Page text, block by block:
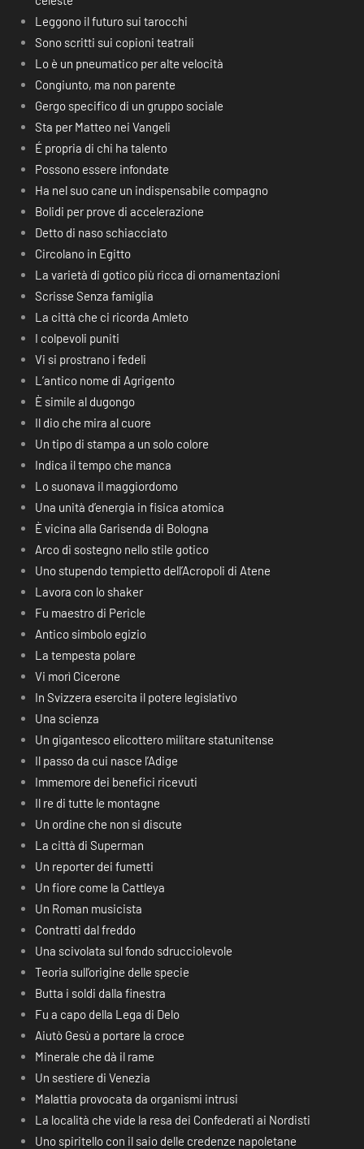
Leggono il futuro sui tarocchi
Sono scritti sui copioni teatrali
Lo è un pneumatico per alte velocità
Congiunto, ma non parente
Gergo specifico di un gruppo sociale
Sta per Matteo nei Vangeli
É propria di chi ha talento
Possono essere infondate
Ha nel suo cane un indispensabile compagno
Bolidi per prove di accelerazione
Detto di naso schiacciato
Circolano in Egitto
La varietà di gotico più ricca di ornamentazioni
Scrisse Senza famiglia
La città che ci ricorda Amleto
I colpevoli puniti
Vi si prostrano i fedeli
L’antico nome di Agrigento
È simile al dugongo
Il dio che mira al cuore
Un tipo di stampa a un solo colore
Indica il tempo che manca
Lo suonava il maggiordomo
Una unità d’energia in fisica atomica
È vicina alla Garisenda di Bologna
Arco di sostegno nello stile gotico
Uno stupendo tempietto dell’Acropoli di Atene
Lavora con lo shaker
Fu maestro di Pericle
Antico simbolo egizio
La tempesta polare
Vi morì Cicerone
In Svizzera esercita il potere legislativo
Una scienza
Un gigantesco elicottero militare statunitense
Il passo da cui nasce l’Adige
Immemore dei benefici ricevuti
Il re di tutte le montagne
Un ordine che non si discute
La città di Superman
Un reporter dei fumetti
Un fiore come la Cattleya
Un Roman musicista
Contratti dal freddo
Una scivolata sul fondo sdrucciolevole
Teoria sull’origine delle specie
Butta i soldi dalla finestra
Fu a capo della Lega di Delo
Aiutò Gesù a portare la croce
Minerale che dà il rame
Un sestiere di Venezia
Malattia provocata da organismi intrusi
La località che vide la resa dei Confederati ai Nordisti
Uno spiritello con il saio delle credenze napoletane